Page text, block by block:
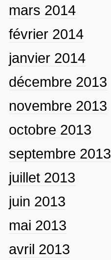
mars 2014
février 2014
janvier 2014
décembre 2013
novembre 2013
octobre 2013
septembre 2013
juillet 2013
juin 2013
mai 2013
avril 2013